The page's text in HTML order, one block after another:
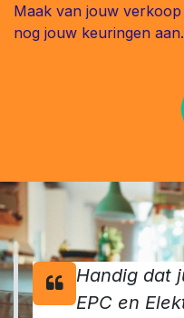
Maak van jouw
nog jouw keuringen aan.
Handig dat
EPC en